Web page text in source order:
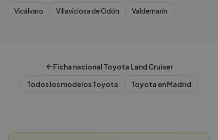
Vicálvaro
Villaviciosa de Odón Valdemarín
Ficha nacional Toyota Land Cruiser
Todos los modelosToyota Toyota enMadrid